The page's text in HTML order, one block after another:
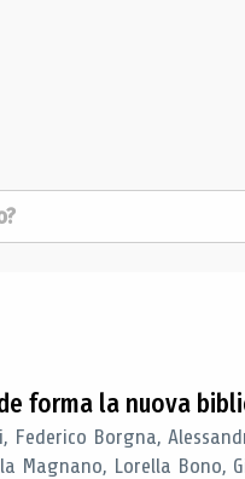
forma la nuova
Federico Borgna,
Magnano, Lorella Bono,